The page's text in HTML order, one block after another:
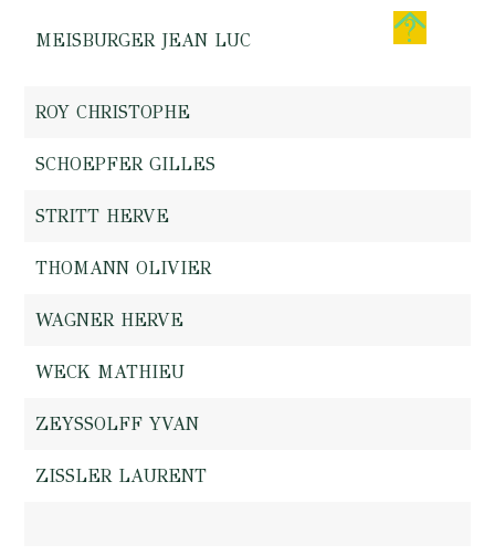
MEISBURGER JEAN LUC
ROY CHRISTOPHE
SCHOEPFER GILLES
STRITT HERVE
THOMANN OLIVIER
WAGNER HERVE
WECK MATHIEU
ZEYSSOLFF YVAN
ZISSLER LAURENT